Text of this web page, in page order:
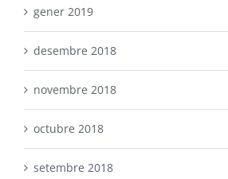
gener 2019
desembre 2018
novembre 2018
octubre 2018
setembre 2018